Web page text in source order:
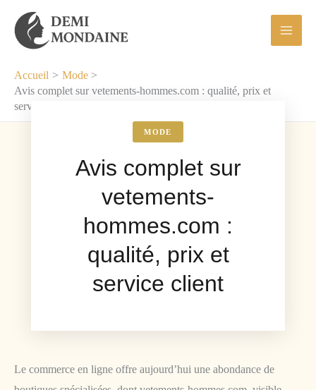
contenu
Accueil
Mode
Avis complet sur vetements-hommes.com : qualité, prix et
service client
MODE
Avis complet sur
vetements-
hommes.com :
qualité, prix et
service client
Le commerce en ligne offre aujourd’hui une abondance de